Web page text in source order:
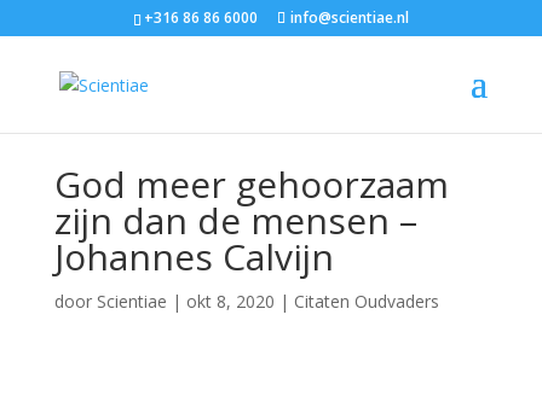
+316 86 86 6000 info@scientiae.nl
God meer gehoorzaam
zijn dan de mensen –
Johannes Calvijn
door Scientiae | okt 8, 2020 | Citaten Oudvaders